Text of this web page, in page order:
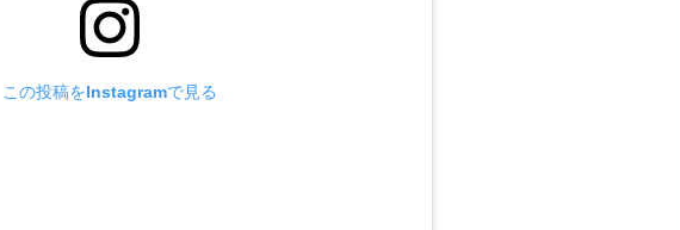
この投稿をInstagramで見る